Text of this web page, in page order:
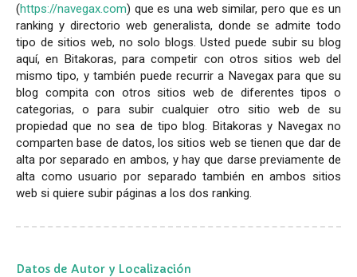
(https://navegax.com) que es una web similar, pero que es un
ranking y directorio web generalista, donde se admite todo
tipo de sitios web, no solo blogs. Usted puede subir su blog
aquí, en Bitakoras, para competir con otros sitios web del
mismo tipo, y también puede recurrir a Navegax para que su
blog compita con otros sitios web de diferentes tipos o
categorias, o para subir cualquier otro sitio web de su
propiedad que no sea de tipo blog. Bitakoras y Navegax no
comparten base de datos, los sitios web se tienen que dar de
alta por separado en ambos, y hay que darse previamente de
alta como usuario por separado también en ambos sitios
web si quiere subir páginas a los dos ranking.
Datos de Autor y Localización